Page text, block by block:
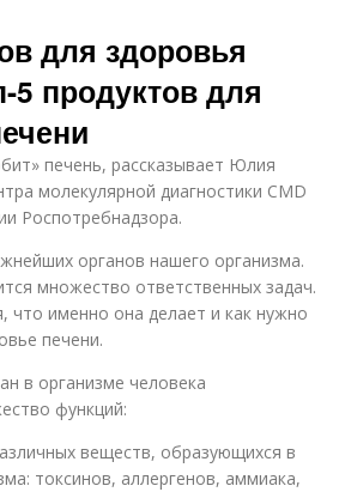
для здоровья
5 продуктов для
печень, рассказывает Юлия
молекулярной диагностики CMD
Роспотребнадзора.
органов нашего организма.
множество ответственных задач.
что именно она делает и как нужно
печени.
в организме человека
функций:
веществ, образующихся в
токсинов, аллергенов, аммиака,